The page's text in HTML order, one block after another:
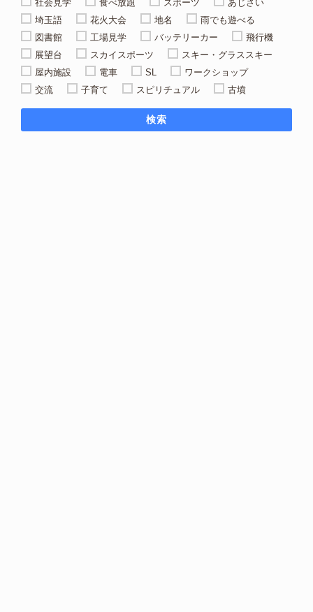
社会見学
食べ放題 スポーツ
あじさい
埼玉語
花火大会 地名
雨でも遊べる
図書館
工場見学 バッテリーカー
飛行機
展望台
スカイスポーツ
スキー・グラススキー
屋内施設
電車 SL
ワークショップ
交流
子育て スピリチュアル 古墳
検索